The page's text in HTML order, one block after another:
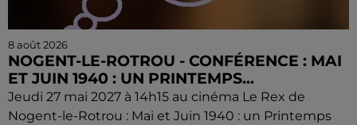
8 août 2026
NOGENT-LE-ROTROU - CONFÉRENCE : MAI
ET JUIN 1940 : UN PRINTEMPS...
Jeudi 27 mai 2027 à 14h15 au cinéma Le Rex de
Nogent-le-Rotrou : Mai et Juin 1940 : un Printemps